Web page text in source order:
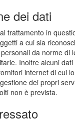
dei dati
trattamento in
a cui sia
da norme di
Inoltre alcuni
internet di cui
dei propri
non è prevista.